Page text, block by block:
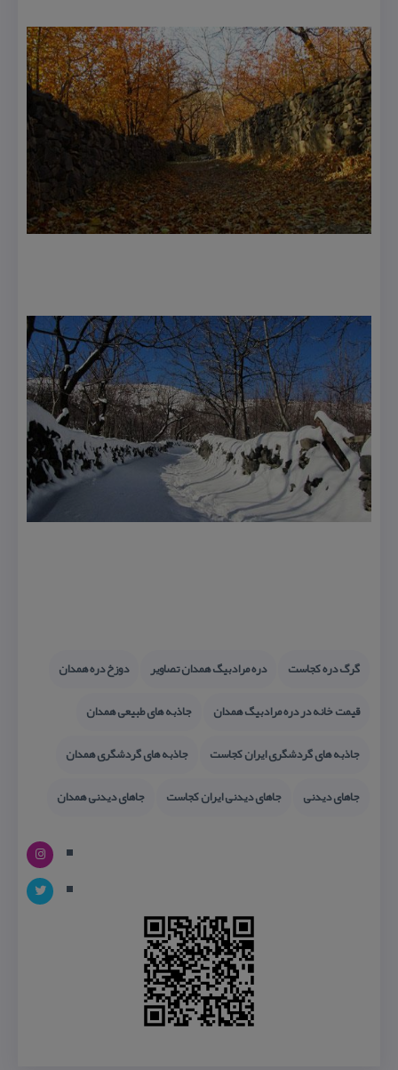
گرگ دره كجاست دره مرادبیگ همدان تصاویر
دوزخ دره همدان
قیمت خانه در دره مرادبیگ همدان
جاذبه های طبیعی همدان
جاذبه های گردشگری ایران كجاست
جاذبه های گردشگری همدان
جاهای دیدنی
جاهای دیدنی ایران كجاست جاهای دیدنی همدان